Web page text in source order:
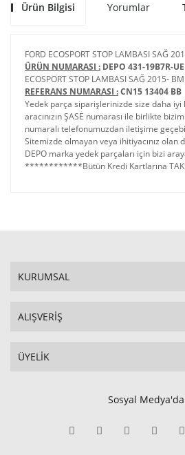
Ürün Bilgisi Yorumlar
FORD ECOSPORT STOP LAMBASI SAĞ
ÜRÜN NUMARASI : DEPO 431-19B7R-UE
ECOSPORT STOP LAMBASI SAĞ 2015- BM
REFERANS NUMARASI :CN15 13404 BB
Yedek parça siparişlerinizde size daha
aracınızın ŞASE numarası ile birlikte
numaralı telefonumuzdan iletişime
Sitemizde olmayan veya ihitiyacınız olan
DEPO marka yedek parçaları için bizi
************Bütün Kredi Kartlarına
KURUMSAL
ALIŞVERİŞ
ÜYELİK
Sosyal